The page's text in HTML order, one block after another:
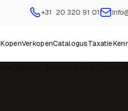
+31 20 320 91 01
KopenVerkopenCatalogusTaxatie